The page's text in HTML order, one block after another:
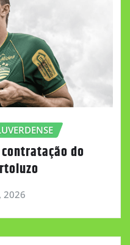
do
2026